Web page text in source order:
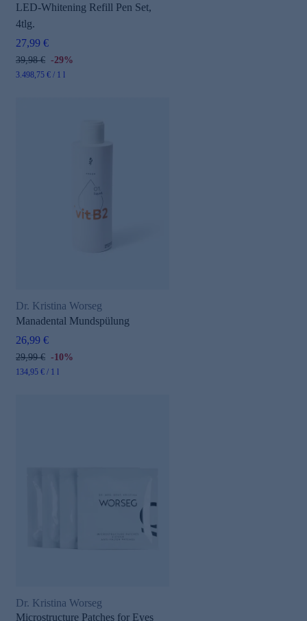
LED-Whitening Refill Pen Set,
4tlg.
27,99 €
39,98 € -29%
3.498,75 € / 1 l
Dr. Kristina Worseg
Manadental Mundspülung
26,99 €
29,99 € -10%
134,95 € / 1 l
Dr. Kristina Worseg
Microstructure Patches for Eyes